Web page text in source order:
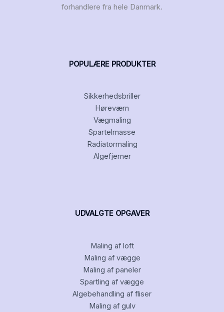
forhandlere fra hele Danmark.
POPULÆRE PRODUKTER
Sikkerhedsbriller
Høreværn
Vægmaling
Spartelmasse
Radiatormaling
Algefjerner
UDVALGTE OPGAVER
Maling af loft
Maling af vægge
Maling af paneler
Spartling af vægge
Algebehandling af fliser
Maling af gulv